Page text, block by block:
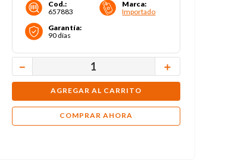
Cod.:
657883
Marca:
Importado
Garantía:
90 días
＋
－
AGREGAR AL CARRITO
COMPRAR AHORA